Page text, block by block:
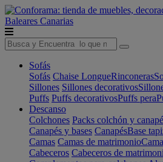
Baleares Canarias
Sofás
Sofás Chaise LongueRinconeras
Sillones Sillones decorativos
Puffs Puffs decorativosPuffs pera
Descanso
Colchones Packs colchón y canapé
Canapés y bases CanapésBase
Camas Camas de matrimonio
Cabeceros Cabeceros de